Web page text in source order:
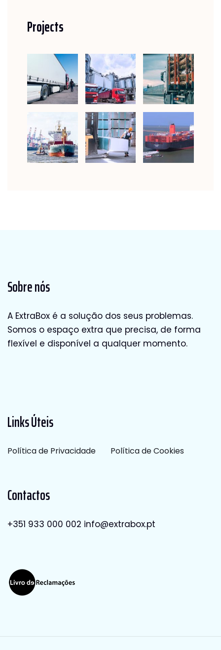
Projects
Sobre nós
A ExtraBox é a solução dos seus problemas.
Somos o espaço extra que precisa, de forma
flexível e disponível a qualquer momento.
Links Úteis
Política de Privacidade Política de Cookies
Contactos
+351 933 000 002 info@extrabox.pt